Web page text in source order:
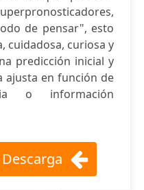
de pensar", esto
cuidadosa, curiosa y
predicción inicial y
ajusta en función de
o información